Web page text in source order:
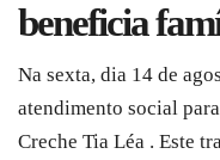
beneficia
Na sexta, dia 14 de
atendimento social
Creche Tia Léa . Este